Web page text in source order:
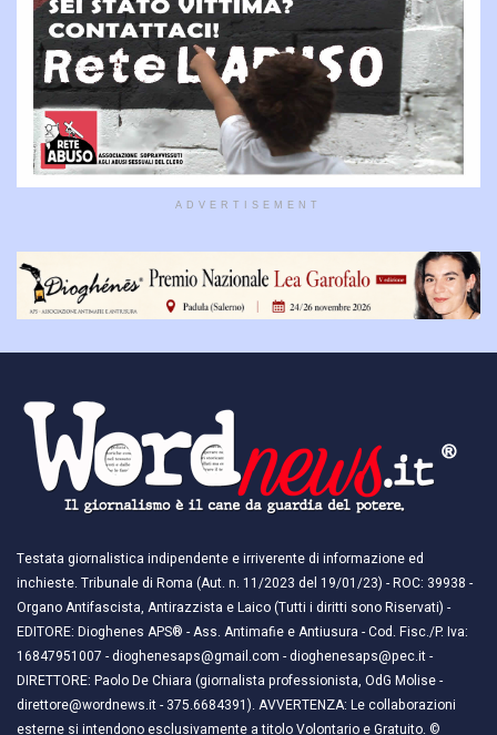
ADVERTISEMENT
Testata giornalistica indipendente e irriverente di informazione ed
inchieste. Tribunale di Roma (Aut. n. 11/2023 del 19/01/23) - ROC: 39938 -
Organo Antifascista, Antirazzista e Laico (Tutti i diritti sono Riservati) -
EDITORE: Dioghenes APS® - Ass. Antimafie e Antiusura - Cod. Fisc./P. Iva:
16847951007 - dioghenesaps@gmail.com - dioghenesaps@pec.it - ​​
DIRETTORE: Paolo De Chiara (giornalista professionista, OdG Molise -
direttore@wordnews.it - ​​375.6684391). AVVERTENZA: Le collaborazioni
esterne si intendono esclusivamente a titolo Volontario e Gratuito. ©